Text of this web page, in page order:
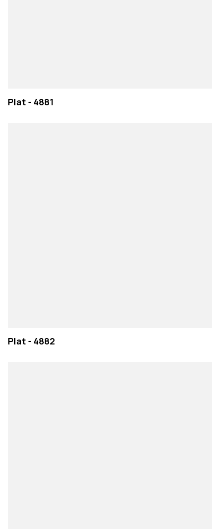
Plat - 4881
Plat - 4882